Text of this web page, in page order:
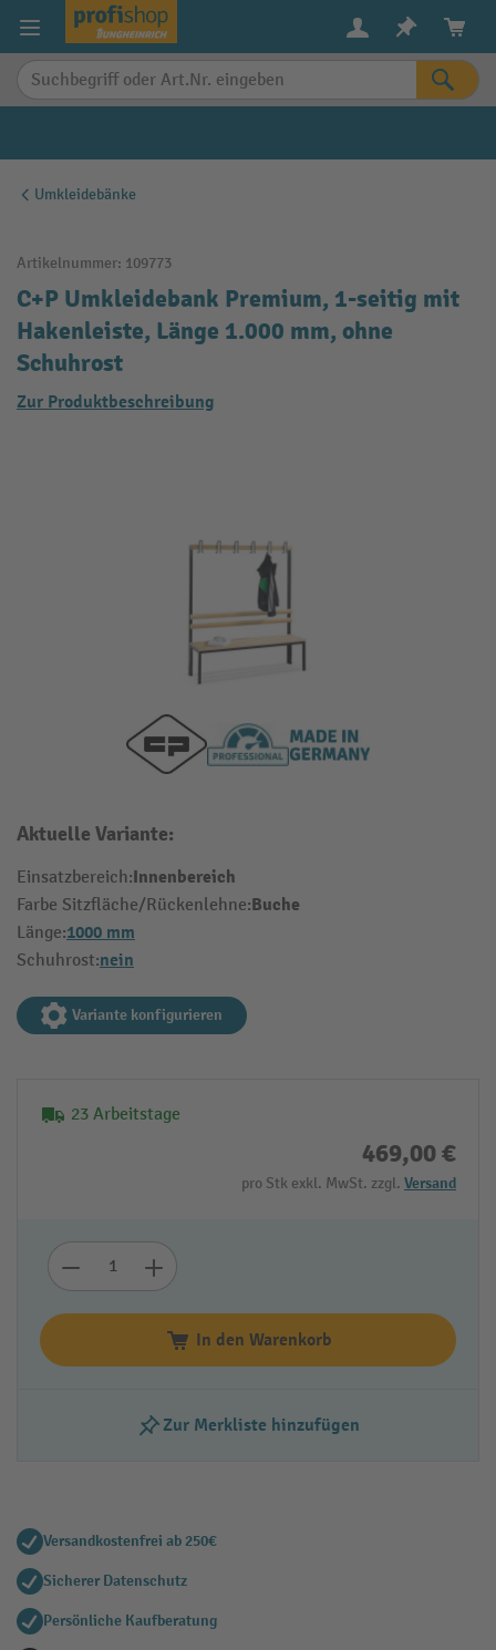
springen
Umkleidebänke
Artikelnummer: 109773
C+P Umkleidebank Premium, 1-seitig mit
Hakenleiste, Länge 1.000 mm, ohne
Schuhrost
Zur Produktbeschreibung
Aktuelle Variante:
Einsatzbereich:Innenbereich
Farbe Sitzfläche/Rückenlehne:Buche
Länge:1000 mm
Schuhrost:nein
Variante konfigurieren
23 Arbeitstage
469,00 €
pro Stk exkl. MwSt. zzgl. Versand
In den Warenkorb
Zur Merkliste hinzufügen
Versandkostenfrei ab 250€
Sicherer Datenschutz
Persönliche Kaufberatung